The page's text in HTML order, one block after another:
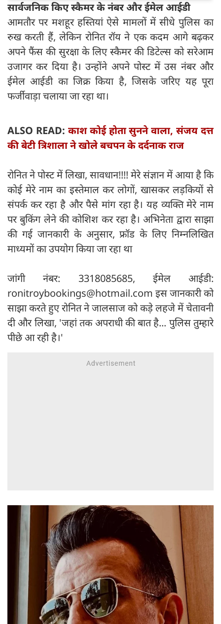
सार्वजनिक किए स्कैमर के नंबर और ईमेल आईडी
आमतौर पर मशहूर हस्तियां ऐसे मामलों में सीधे पुलिस का
रुख करती हैं, लेकिन रोनित रॉय ने एक कदम आगे बढ़कर
अपने फैंस की सुरक्षा के लिए स्कैमर की डिटेल्स को सरेआम
उजागर कर दिया है। उन्होंने अपने पोस्ट में उस नंबर और
ईमेल आईडी का जिक्र किया है, जिसके जरिए यह पूरा
फर्जीवाड़ा चलाया जा रहा था।
ALSO READ: काश कोई होता सुनने वाला, संजय दत्त
की बेटी त्रिशाला ने खोले बचपन के दर्दनाक राज
रोनित ने पोस्ट में लिखा, सावधान!!!! मेरे संज्ञान में आया है कि
कोई मेरे नाम का इस्तेमाल कर लोगों, खासकर लड़कियों से
संपर्क कर रहा है और पैसे मांग रहा है। यह व्यक्ति मेरे नाम
पर बुकिंग लेने की कोशिश कर रहा है। अभिनेता द्वारा साझा
की गई जानकारी के अनुसार, फ्रॉड के लिए निम्नलिखित
माध्यमों का उपयोग किया जा रहा था
जांगी नंबर: 3318085685, ईमेल आईडी:
ronitroybookings@hotmail.com इस जानकारी को
साझा करते हुए रोनित ने जालसाज को कड़े लहजे में चेतावनी
दी और लिखा, 'जहां तक अपराधी की बात है... पुलिस तुम्हारे
पीछे आ रही है।'